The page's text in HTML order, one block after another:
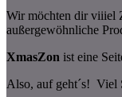
Wir möchten dir viiiel
außergewöhnliche
XmasZon ist eine
Also, auf geht´s! Viel